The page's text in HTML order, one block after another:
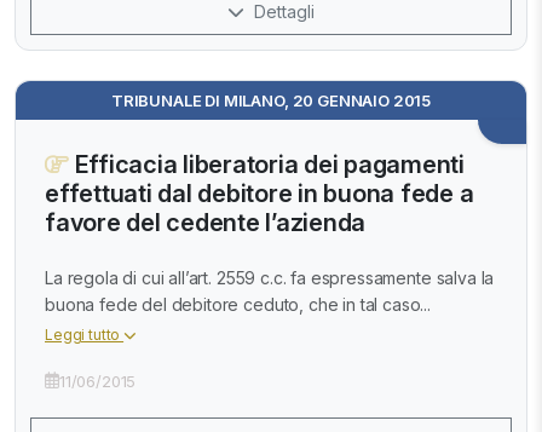
Dettagli
TRIBUNALE DI MILANO, 20 GENNAIO 2015
Efficacia liberatoria dei pagamenti
effettuati dal debitore in buona fede a
favore del cedente l’azienda
La regola di cui all’art. 2559 c.c. fa espressamente salva la
buona fede del debitore ceduto, che in tal caso...
Leggi tutto
11/06/2015